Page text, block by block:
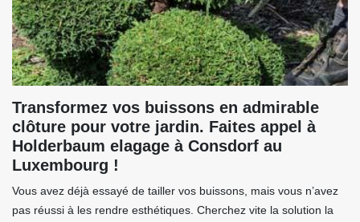
Transformez vos buissons en admirable
clôture pour votre jardin. Faites appel à
Holderbaum elagage à Consdorf au
Luxembourg !
Vous avez déjà essayé de tailler vos buissons, mais vous n’avez
pas réussi à les rendre esthétiques. Cherchez vite la solution la